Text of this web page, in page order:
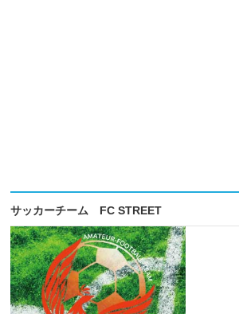
サッカーチーム FC STREET